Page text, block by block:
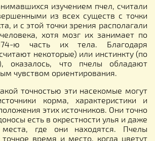
изучением пчел, считали
из всех существ с точки
и с этой точки зрения располагали
хотя мозг их занимает по
ю часть их тела. Благодаря
некоторые) или инстинкту (по
оказалось, что пчелы обладают
чувством ориентирования.
точностью эти насекомые могут
корма, характеристики и
этих источников. Они точно
есть в окрестности улья и даже
где они находятся. Пчелы
время и место, когда цветут